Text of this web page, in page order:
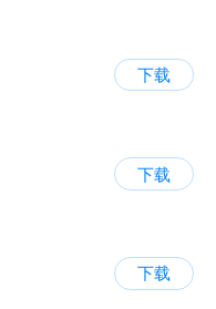
下载
下载
下载